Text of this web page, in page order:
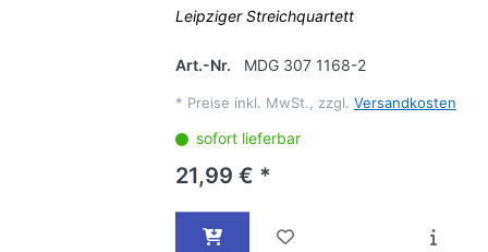
Leipziger Streichquartett
Art.-Nr. MDG 307 1168-2
* Preise inkl. MwSt., zzgl. Versandkosten
sofort lieferbar
21,99 € *